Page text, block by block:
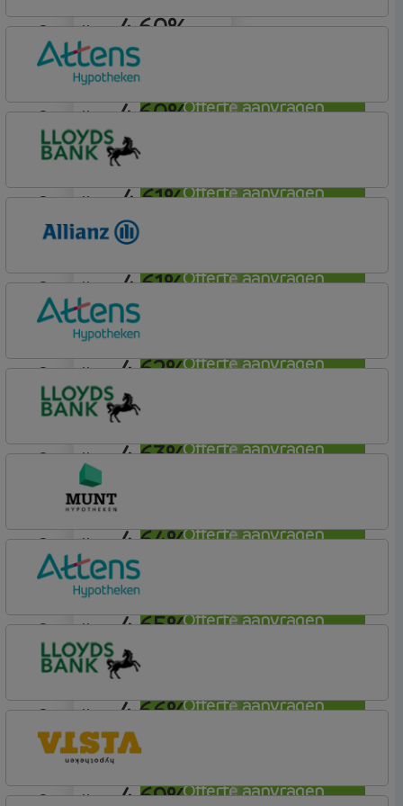
4,60%
Offerte aanvragen
aflosvrij
4,60%
Offerte aanvragen
Munt Hypotheken
aflosvrij
4,61%
Offerte aanvragen
Attens Hypotheken
aflosvrij
4,61%
Offerte aanvragen
Hypotheek (1)
aflosvrij
4,62%
Offerte aanvragen
Allianz Bank
Allianz
aflosvrij
4,63%
Offerte aanvragen
Attens Hypotheken
aflosvrij
4,64%
Offerte aanvragen
Lloyds Bank
Hypotheek (1)
aflosvrij
4,65%
Offerte aanvragen
Munt Hypotheken
aflosvrij
4,66%
Offerte aanvragen
Attens Hypotheken
aflosvrij
4,69%
Hypotheek (1)
aflosvrij